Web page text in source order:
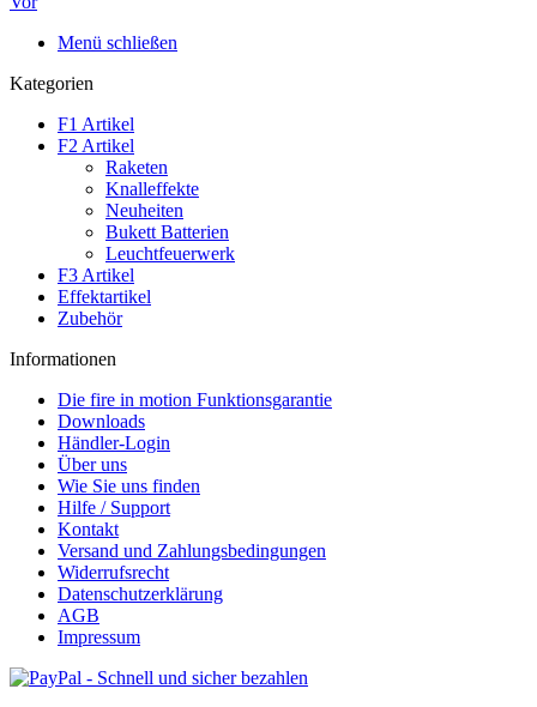
Menü schließen
Kategorien
F1 Artikel
F2 Artikel
Raketen
Knalleffekte
Neuheiten
Bukett Batterien
Leuchtfeuerwerk
F3 Artikel
Effektartikel
Zubehör
Informationen
Die fire in motion Funktionsgarantie
Downloads
Händler-Login
Über uns
Wie Sie uns finden
Hilfe / Support
Kontakt
Versand und Zahlungsbedingungen
Widerrufsrecht
Datenschutzerklärung
AGB
Impressum